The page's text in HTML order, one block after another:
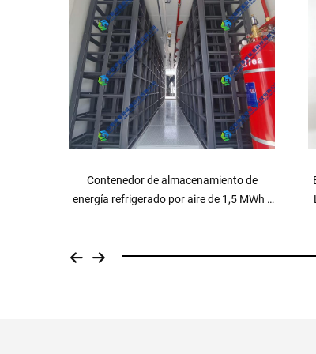
Batería híbrida para red eléctrica y suelo,
LiFePO4 de 14 kWh, 51,2 V, 280 Ah, para